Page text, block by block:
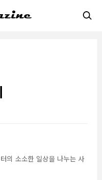
의 소소한 일상을 나누는 사